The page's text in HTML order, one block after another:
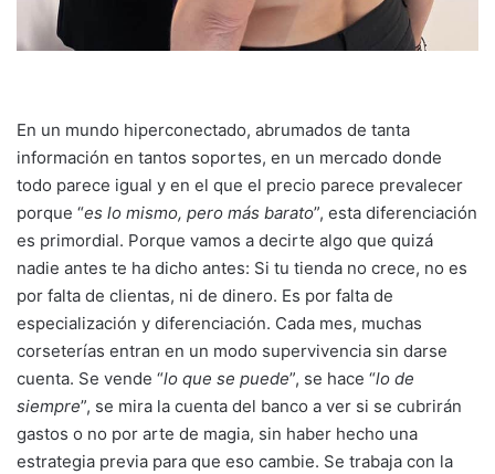
En un mundo hiperconectado, abrumados de tanta
información en tantos soportes, en un mercado donde
todo parece igual y en el que el precio parece prevalecer
porque “es lo mismo, pero más barato”, esta diferenciación
es primordial. Porque vamos a decirte algo que quizá
nadie antes te ha dicho antes: Si tu tienda no crece, no es
por falta de clientas, ni de dinero. Es por falta de
especialización y diferenciación. Cada mes, muchas
corseterías entran en un modo supervivencia sin darse
cuenta. Se vende “lo que se puede”, se hace “lo de
siempre”, se mira la cuenta del banco a ver si se cubrirán
gastos o no por arte de magia, sin haber hecho una
estrategia previa para que eso cambie. Se trabaja con la